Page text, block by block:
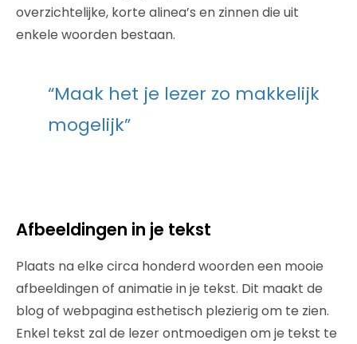
overzichtelijke, korte alinea’s en zinnen die uit
enkele woorden bestaan.
“Maak het je lezer zo makkelijk
mogelijk”
Afbeeldingen in je tekst
Plaats na elke circa honderd woorden een mooie
afbeeldingen of animatie in je tekst. Dit maakt de
blog of webpagina esthetisch plezierig om te zien.
Enkel tekst zal de lezer ontmoedigen om je tekst te